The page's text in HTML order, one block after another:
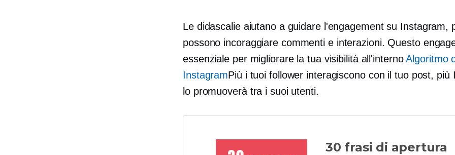
Le didascalie aiutano a guidare l'engagement su Instagram,
possono incoraggiare commenti e interazioni. Questo
essenziale per migliorare la tua visibilità all'internoAlgoritmo
InstagramPiù i tuoi follower interagiscono con il tuo post, più
lo promuoverà tra i suoi utenti.
30 frasi di apertura